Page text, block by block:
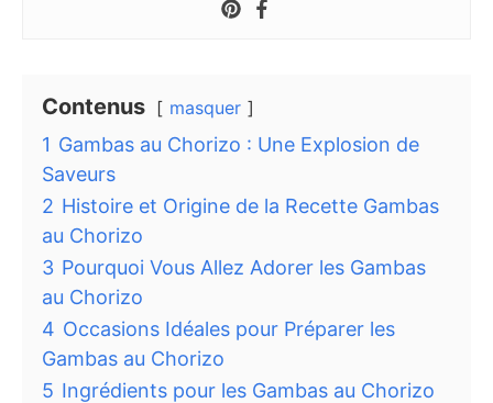
Contenus masquer
1 Gambas au Chorizo : Une Explosion de
Saveurs
2 Histoire et Origine de la Recette Gambas
au Chorizo
3 Pourquoi Vous Allez Adorer les Gambas
au Chorizo
4 Occasions Idéales pour Préparer les
Gambas au Chorizo
5 Ingrédients pour les Gambas au Chorizo